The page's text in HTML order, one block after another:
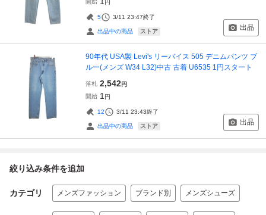
円
5 3/11 23:47終了
出品中の商品 ストア 出品
90年代 USA製 Levi's リーバイス 505 デニムパンツ ブ
ルー(メンズ W34 L32)中古 古着 U6535 1円スタート
落札 2,542円
開始 1 円
12 3/11 23:43終了
出品中の商品 ストア 出品
絞り込み条件を追加
カテゴリ メンズファッション ブランド別 メンズシューズ